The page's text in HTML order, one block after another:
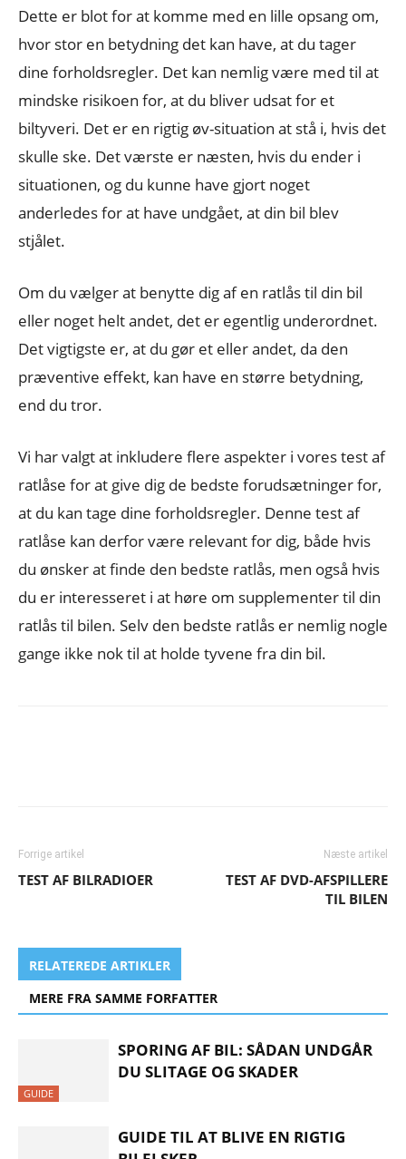
Dette er blot for at komme med en lille opsang om,
hvor stor en betydning det kan have, at du tager
dine forholdsregler. Det kan nemlig være med til at
mindske risikoen for, at du bliver udsat for et
biltyveri. Det er en rigtig øv-situation at stå i, hvis det
skulle ske. Det værste er næsten, hvis du ender i
situationen, og du kunne have gjort noget
anderledes for at have undgået, at din bil blev
stjålet.
Om du vælger at benytte dig af en ratlås til din bil
eller noget helt andet, det er egentlig underordnet.
Det vigtigste er, at du gør et eller andet, da den
præventive effekt, kan have en større betydning,
end du tror.
Vi har valgt at inkludere flere aspekter i vores test af
ratlåse for at give dig de bedste forudsætninger for,
at du kan tage dine forholdsregler. Denne test af
ratlåse kan derfor være relevant for dig, både hvis
du ønsker at finde den bedste ratlås, men også hvis
du er interesseret i at høre om supplementer til din
ratlås til bilen. Selv den bedste ratlås er nemlig nogle
gange ikke nok til at holde tyvene fra din bil.
Forrige artikel
TEST AF BILRADIOER
Næste artikel
TEST AF DVD-AFSPILLERE
TIL BILEN
RELATEREDE ARTIKLER
MERE FRA SAMME FORFATTER
GUIDE
SPORING AF BIL: SÅDAN UNDGÅR
DU SLITAGE OG SKADER
GUIDE TIL AT BLIVE EN RIGTIG